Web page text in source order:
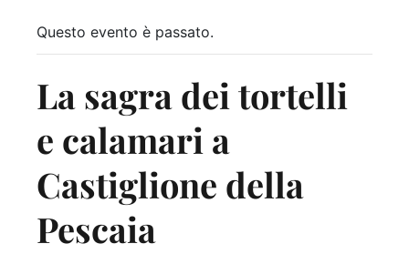
Questo evento è passato.
La sagra dei tortelli
e calamari a
Castiglione della
Pescaia